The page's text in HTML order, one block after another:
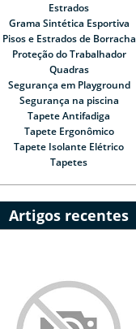
Estrados
Grama Sintética Esportiva
Pisos e Estrados de Borracha
Proteção do Trabalhador
Quadras
Segurança em Playground
Segurança na piscina
Tapete Antifadiga
Tapete Ergonômico
Tapete Isolante Elétrico
Tapetes
Artigos recentes